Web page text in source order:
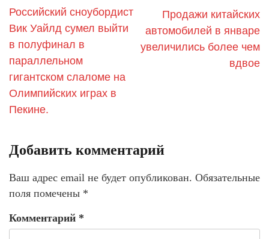
Российский сноубордист
Вик Уайлд сумел выйти
в полуфинал в
параллельном
гигантском слаломе на
Олимпийских играх в
Пекине.
Продажи китайских
автомобилей в январе
увеличились более чем
вдвое
Добавить комментарий
Ваш адрес email не будет опубликован. Обязательные
поля помечены *
Комментарий *